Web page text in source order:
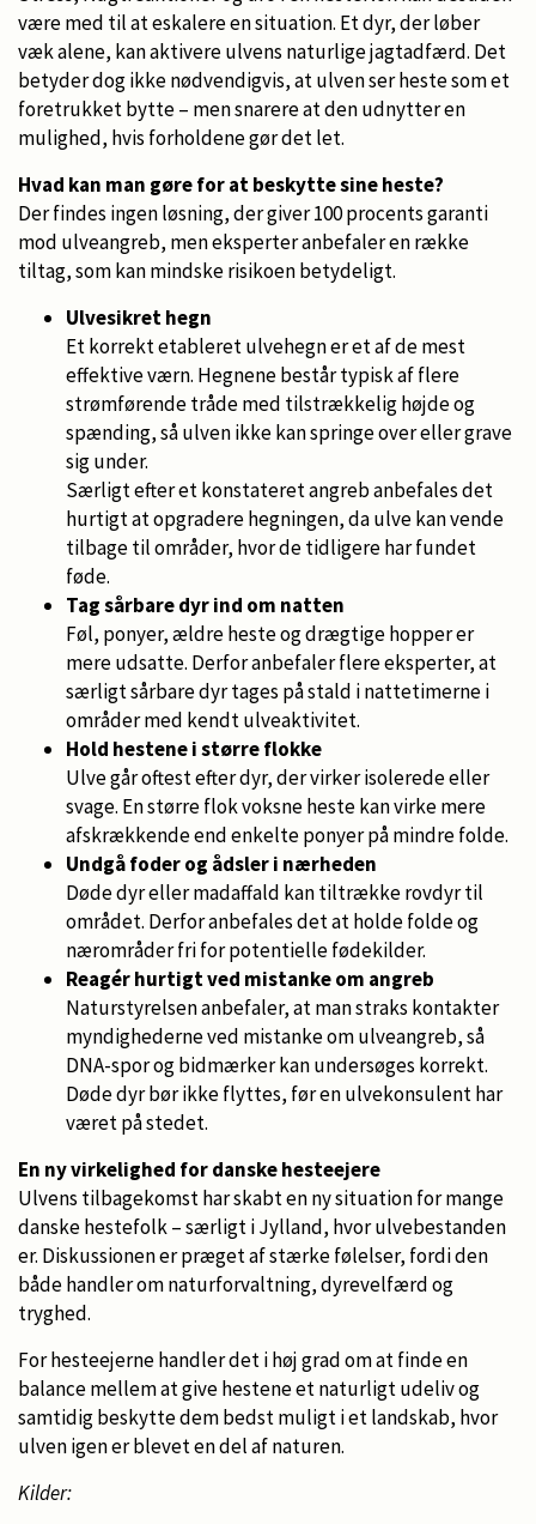
være med til at eskalere en situation. Et dyr, der løber
væk alene, kan aktivere ulvens naturlige jagtadfærd. Det
betyder dog ikke nødvendigvis, at ulven ser heste som et
foretrukket bytte – men snarere at den udnytter en
mulighed, hvis forholdene gør det let.
Hvad kan man gøre for at beskytte sine heste?
Der findes ingen løsning, der giver 100 procents garanti
mod ulveangreb, men eksperter anbefaler en række
tiltag, som kan mindske risikoen betydeligt.
Ulvesikret hegn
Et korrekt etableret ulvehegn er et af de mest
effektive værn. Hegnene består typisk af flere
strømførende tråde med tilstrækkelig højde og
spænding, så ulven ikke kan springe over eller grave
sig under.
Særligt efter et konstateret angreb anbefales det
hurtigt at opgradere hegningen, da ulve kan vende
tilbage til områder, hvor de tidligere har fundet
føde.
Tag sårbare dyr ind om natten
Føl, ponyer, ældre heste og drægtige hopper er
mere udsatte. Derfor anbefaler flere eksperter, at
særligt sårbare dyr tages på stald i nattetimerne i
områder med kendt ulveaktivitet.
Hold hestene i større flokke
Ulve går oftest efter dyr, der virker isolerede eller
svage. En større flok voksne heste kan virke mere
afskrækkende end enkelte ponyer på mindre folde.
Undgå foder og ådsler i nærheden
Døde dyr eller madaffald kan tiltrække rovdyr til
området. Derfor anbefales det at holde folde og
nærområder fri for potentielle fødekilder.
Reagér hurtigt ved mistanke om angreb
Naturstyrelsen anbefaler, at man straks kontakter
myndighederne ved mistanke om ulveangreb, så
DNA-spor og bidmærker kan undersøges korrekt.
Døde dyr bør ikke flyttes, før en ulvekonsulent har
været på stedet.
En ny virkelighed for danske hesteejere
Ulvens tilbagekomst har skabt en ny situation for mange
danske hestefolk – særligt i Jylland, hvor ulvebestanden
er. Diskussionen er præget af stærke følelser, fordi den
både handler om naturforvaltning, dyrevelfærd og
tryghed.
For hesteejerne handler det i høj grad om at finde en
balance mellem at give hestene et naturligt udeliv og
samtidig beskytte dem bedst muligt i et landskab, hvor
ulven igen er blevet en del af naturen.
Kilder: